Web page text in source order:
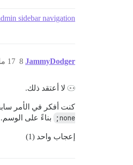
sidebar navigation
JammyDodger 17 مايو 2024، 3:48م 8
لا أعتقد ذلك.
كنت أفكر في الأمر
none;
بناءً على الوسم.
إعجاب واحد (1)